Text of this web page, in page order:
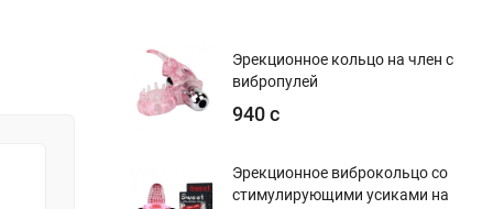
Эрекционное кольцо на член с
вибропулей
940 с
Эрекционное виброкольцо со
стимулирующими усиками на